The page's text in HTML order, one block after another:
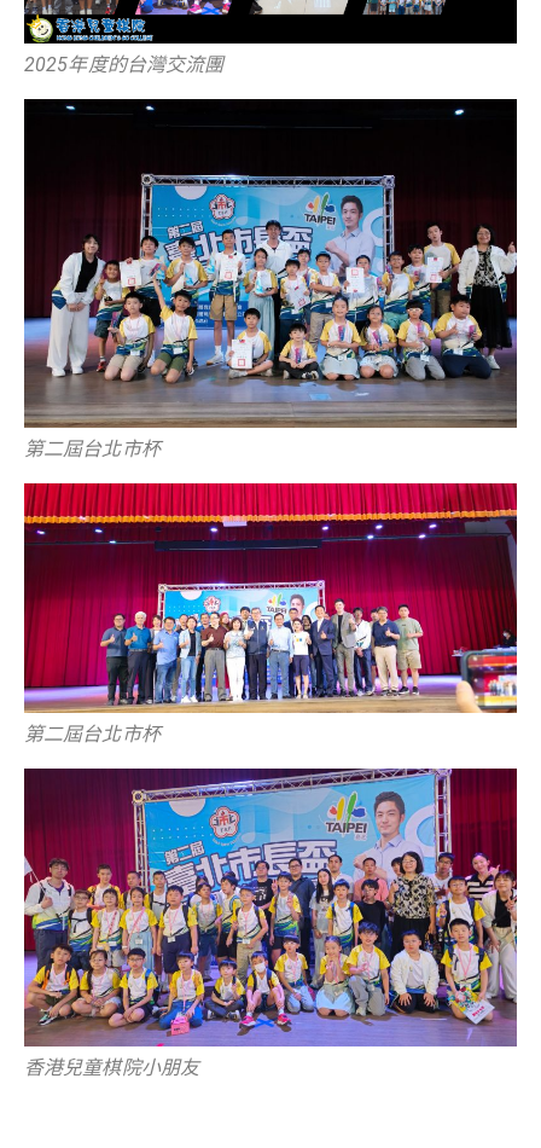
2025年度的台灣交流團
第二屆台北市杯
第二屆台北市杯
香港兒童棋院小朋友